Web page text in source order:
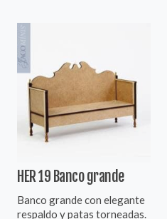
HER 19 Banco grande
Banco grande con elegante
respaldo y patas torneadas.